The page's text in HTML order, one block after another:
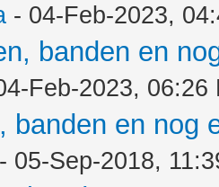
- 04-Feb-2023,
banden en
Feb-2023, 06:26
banden en nog
- 05-Sep-2018,